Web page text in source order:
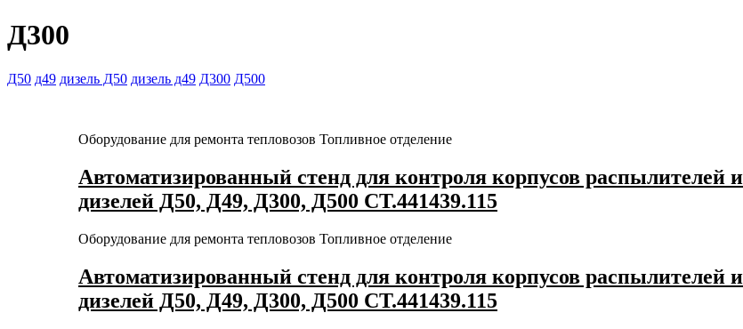
Д300
Д50 д49 дизель Д50 дизель д49 Д300 Д500
Оборудование для ремонта тепловозов Топливное отделение
Автоматизированный стенд для контроля корпусов распылителей
дизелей Д50, Д49, Д300, Д500 СТ.441439.115
Оборудование для ремонта тепловозов Топливное отделение
Автоматизированный стенд для контроля корпусов распылителей
дизелей Д50, Д49, Д300, Д500 СТ.441439.115